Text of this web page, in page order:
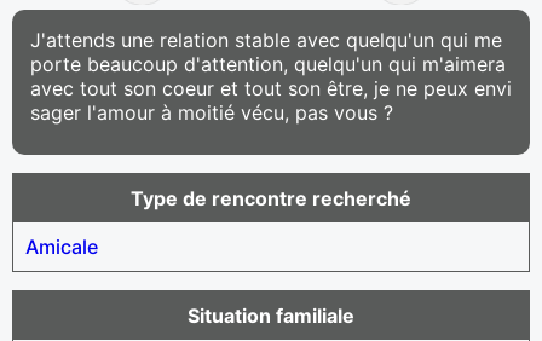
J'attends une relation stable avec quelqu'un qui me
porte beaucoup d'attention, quelqu'un qui m'aimera
avec tout son coeur et tout son être, je ne peux envi
sager l'amour à moitié vécu, pas vous ?
Type de rencontre recherché
Amicale
Situation familiale